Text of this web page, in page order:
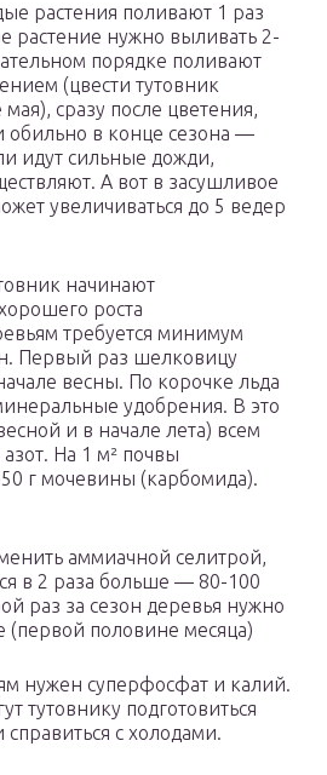
растения поливают 1 раз
растение нужно выливать 2-
порядке поливают
(цвести тутовник
сразу после цветения,
обильно в конце сезона —
идут сильные дожди,
А вот в засушливое
увеличиваться до 5 ведер
начинают
роста
требуется минимум
Первый раз шелковицу
весны. По корочке льда
удобрения. В это
и в начале лета) всем
На 1 м² почвы
г мочевины (карбомида).
аммиачной селитрой,
в 2 раза больше — 80-100
раз за сезон деревья нужно
(первой половине месяца)
нужен суперфосфат и калий.
тутовнику подготовиться
с холодами.